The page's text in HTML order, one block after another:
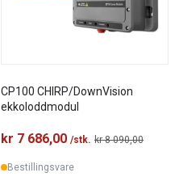
CP100 CHIRP/DownVision
ekkoloddmodul
kr 7 686,00 /stk. kr 8 090,00
Bestillingsvare